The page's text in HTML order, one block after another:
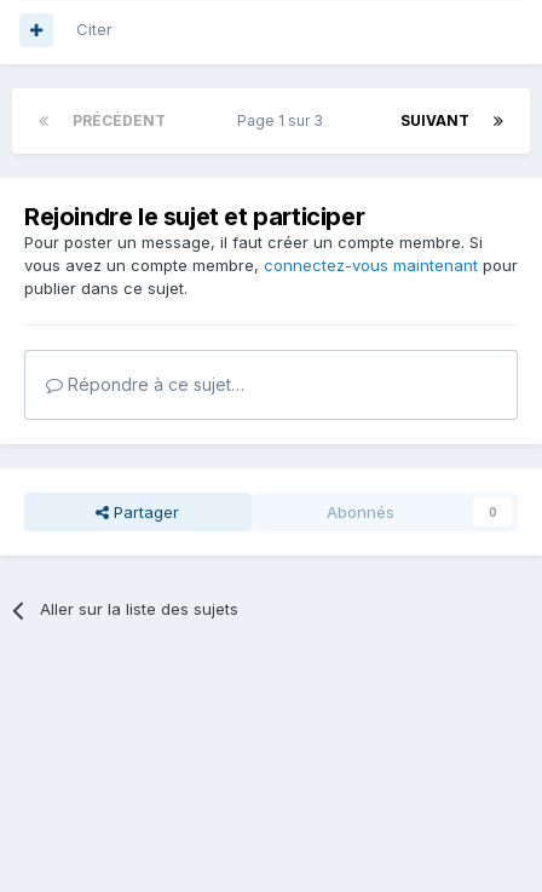
Citer
PRÉCÉDENT SUIVANT
Page 1 sur 3
Rejoindre le sujet et participer
Pour poster un message, il faut créer un compte membre. Si
vous avez un compte membre, connectez-vous maintenant pour
publier dans ce sujet.
Répondre à ce sujet…
Partager Abonnés 0
Aller sur la liste des sujets